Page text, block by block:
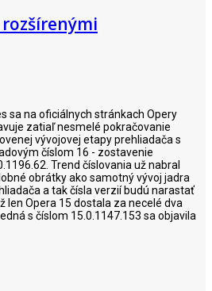
rozšírenými
sa na oficiálnych stránkach Opery
zatiaľ nesmelé pokračovanie
vývojovej etapy prehliadača s
číslom 16 - zostavenie
Trend číslovania už nabral
obrátky ako samotný vývoj jadra
a tak čísla verzií budú narastať
len Opera 15 dostala za necelé dva
s číslom 15.0.1147.153 sa objavila